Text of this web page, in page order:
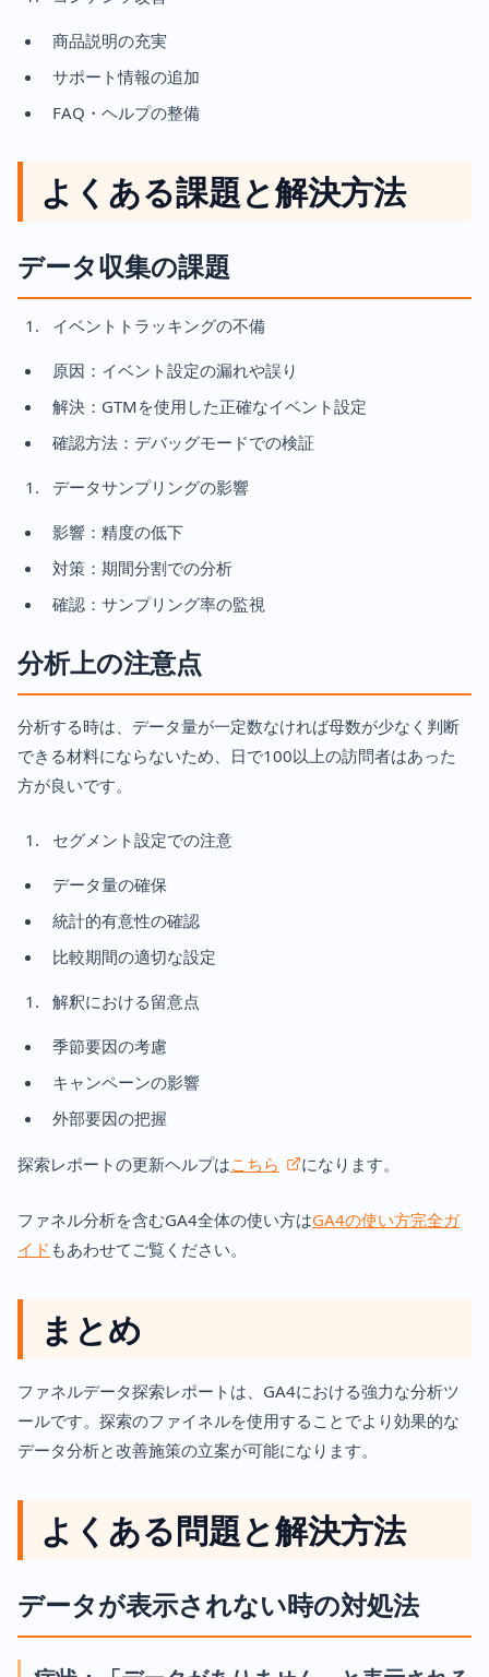
商品説明の充実
サポート情報の追加
FAQ・ヘルプの整備
よくある課題と解決方法
データ収集の課題
イベントトラッキングの不備
原因：イベント設定の漏れや誤り
解決：GTMを使用した正確なイベント設定
確認方法：デバッグモードでの検証
データサンプリングの影響
影響：精度の低下
対策：期間分割での分析
確認：サンプリング率の監視
分析上の注意点
分析する時は、データ量が一定数なければ母数が少なく判断
できる材料にならないため、日で100以上の訪問者はあった
方が良いです。
セグメント設定での注意
データ量の確保
統計的有意性の確認
比較期間の適切な設定
解釈における留意点
季節要因の考慮
キャンペーンの影響
外部要因の把握
探索レポートの更新ヘルプはこちら になります。
ファネル分析を含むGA4全体の使い方はGA4の使い方完全ガ
イド もあわせてご覧ください。
まとめ
ファネルデータ探索レポートは、GA4における強力な分析ツ
ールです。探索のファイネルを使用することでより効果的な
データ分析と改善施策の立案が可能になります。
よくある問題と解決方法
データが表示されない時の対処法